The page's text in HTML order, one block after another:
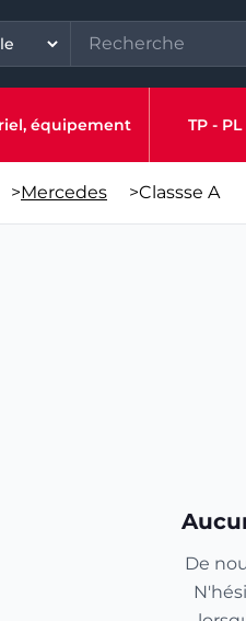
équipement TP - PL
>Mercedes >Classse A
De